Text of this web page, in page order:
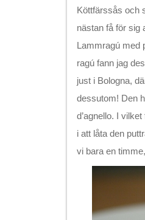
Köttfärssås och
nästan få för sig
Lammragú med
ragú fann jag
just i Bologna,
dessutom! Den
d’agnello. I
i att låta den
vi bara en